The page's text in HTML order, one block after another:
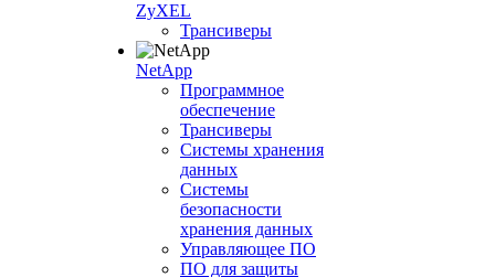
ZyXEL
Трансиверы
NetApp
Программное
обеспечение
Трансиверы
Системы хранения
данных
Системы
безопасности
хранения данных
Управляющее ПО
ПО для защиты